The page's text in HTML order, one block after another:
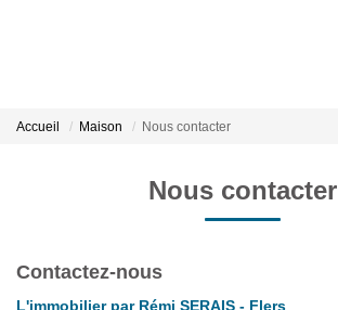
BIENS VENDUS
Accueil Maison Nous contacter
Nous contacter
Contactez-nous
L'immobilier par Rémi SERAIS - Flers